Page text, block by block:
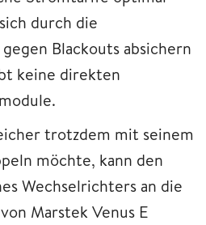
durch die
Blackouts absichern
keine direkten
trotzdem mit seinem
möchte, kann den
Wechselrichters an die
Marstek Venus E